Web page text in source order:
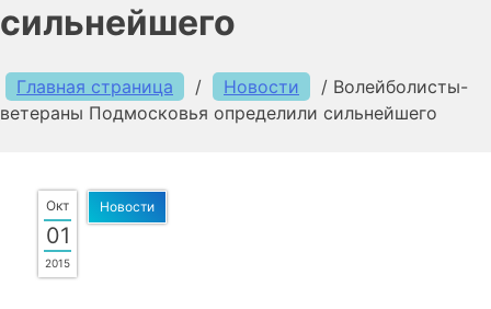
сильнейшего
Главная страница / Новости / Волейболисты-
ветераны Подмосковья определили сильнейшего
Окт
01
2015
Новости